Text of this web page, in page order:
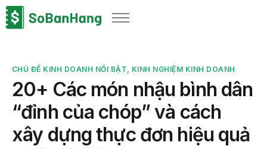
Sản phẩm
Bảng giá
Blog
Thông tin thuế
Về chúng tôi
CHỦ ĐỀ KINH DOANH NỔI BẬT, KINH NGHIỆM KINH DOANH
20+ Các món nhậu bình dân
“đỉnh của chóp” và cách
xây dựng thực đơn hiệu quả